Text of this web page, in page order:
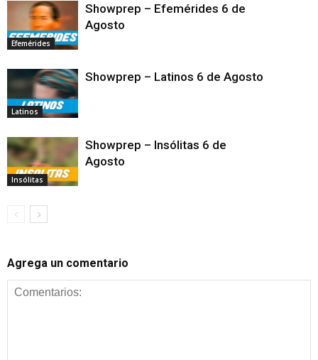
Efemérides
Showprep – Efemérides 6 de
Agosto
Latinos
Showprep – Latinos 6 de Agosto
Insólitas
Showprep – Insólitas 6 de
Agosto
Agrega un comentario